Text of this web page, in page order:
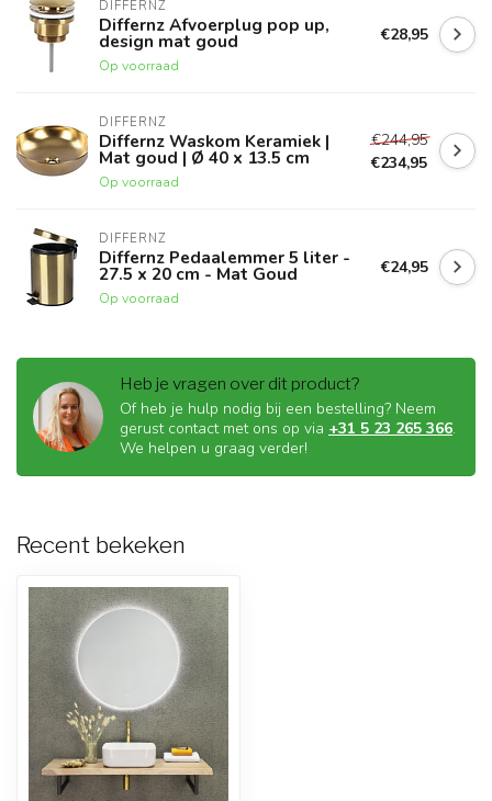
DIFFERNZ
Differnz Afvoerplug pop up,
design mat goud
Op voorraad
€28,95
DIFFERNZ
Differnz Waskom Keramiek |
Mat goud | Ø 40 x 13.5 cm
Op voorraad
€244,95
€234,95
DIFFERNZ
Differnz Pedaalemmer 5 liter -
27.5 x 20 cm - Mat Goud
Op voorraad
€24,95
Heb je vragen over dit product?
Of heb je hulp nodig bij een bestelling? Neem
gerust contact met ons op via +31 5 23 265 366.
We helpen u graag verder!
Recent bekeken